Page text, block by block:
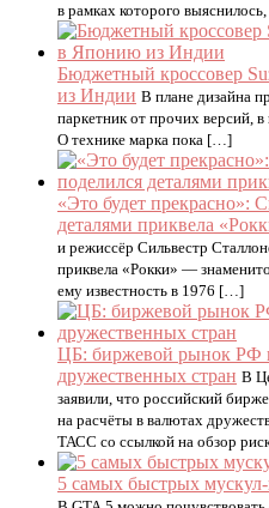
в рамках которого
Бюджетный кроссовер
из Индии В плане дизайна
паркетник от прочих версий,
О технике марка пока […]
«Это будет прекрасно»:
деталями приквела
и режиссёр Сильвестр
приквела «Рокки» —
ему известность в 1976 […]
ЦБ: биржевой рынок РФ
дружественных стран В
заявили, что российский
на расчёты в валютах
ТАСС со ссылкой на обзор
5 самых быстрых